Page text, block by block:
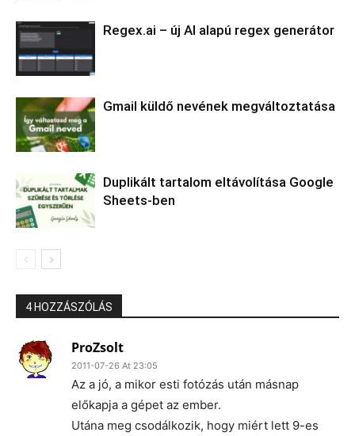
Regex.ai – új AI alapú regex generátor
Gmail küldő nevének megváltoztatása
Duplikált tartalom eltávolítása Google
Sheets-ben
4 HOZZÁSZÓLÁS
ProZsolt
2011-07-26 At 23:05
Az a jó, a mikor esti fotózás után másnap
előkapja a gépet az ember.
Utána meg csodálkozik, hogy miért lett 9-es